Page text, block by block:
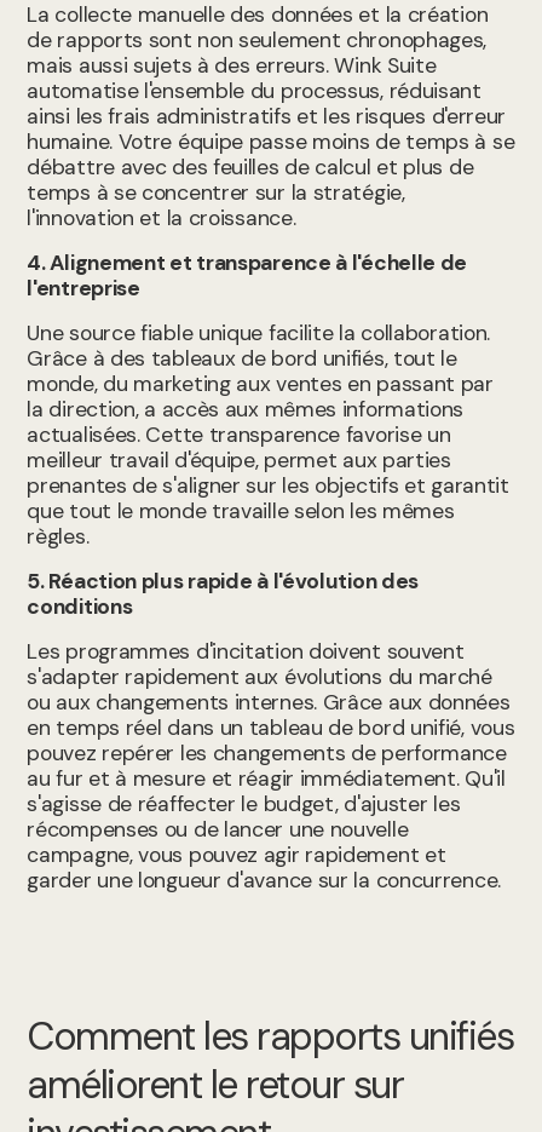
La collecte manuelle des données et la création
de rapports sont non seulement chronophages,
mais aussi sujets à des erreurs. Wink Suite
automatise l'ensemble du processus, réduisant
ainsi les frais administratifs et les risques d'erreur
humaine. Votre équipe passe moins de temps à se
débattre avec des feuilles de calcul et plus de
temps à se concentrer sur la stratégie,
l'innovation et la croissance.
4. Alignement et transparence à l'échelle de
l'entreprise
Une source fiable unique facilite la collaboration.
Grâce à des tableaux de bord unifiés, tout le
monde, du marketing aux ventes en passant par
la direction, a accès aux mêmes informations
actualisées. Cette transparence favorise un
meilleur travail d'équipe, permet aux parties
prenantes de s'aligner sur les objectifs et garantit
que tout le monde travaille selon les mêmes
règles.
5. Réaction plus rapide à l'évolution des
conditions
Les programmes d'incitation doivent souvent
s'adapter rapidement aux évolutions du marché
ou aux changements internes. Grâce aux données
en temps réel dans un tableau de bord unifié, vous
pouvez repérer les changements de performance
au fur et à mesure et réagir immédiatement. Qu'il
s'agisse de réaffecter le budget, d'ajuster les
récompenses ou de lancer une nouvelle
campagne, vous pouvez agir rapidement et
garder une longueur d'avance sur la concurrence.
Comment les rapports unifiés
améliorent le retour sur